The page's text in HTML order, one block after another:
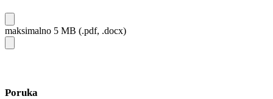
maksimalno 5 MB (.pdf, .docx)
Poruka